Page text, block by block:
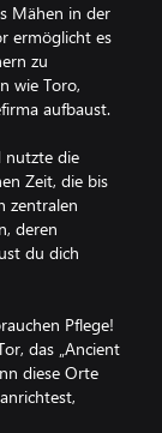
Mähen in der
ermöglicht es
zu
wie Toro,
aufbaust.
nutzte die
Zeit, die bis
zentralen
deren
du dich
Pflege!
das „Ancient
diese Orte